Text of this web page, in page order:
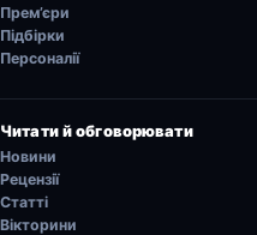
Прем’єри
Підбірки
Персоналії
Читати й обговорювати
Новини
Рецензії
Статті
Вікторини